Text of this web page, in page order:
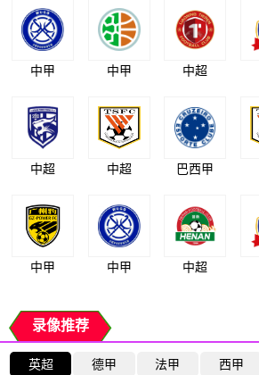
中甲 中甲 中超
中超 中超 巴西甲
中甲 中甲 中超
录像推荐
英超 德甲 法甲 西甲